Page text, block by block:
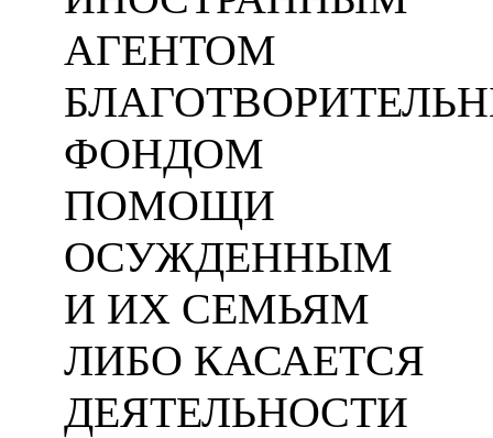
АГЕНТОМ
ФОНДОМ
ПОМОЩИ
ОСУЖДЕННЫМ
И ИХ СЕМЬЯМ
ЛИБО КАСАЕТСЯ
ДЕЯТЕЛЬНОСТИ